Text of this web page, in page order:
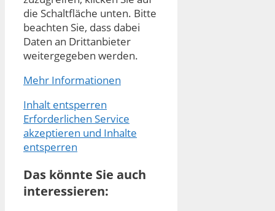
die Schaltfläche unten. Bitte
beachten Sie, dass dabei
Daten an Drittanbieter
weitergegeben werden.
Mehr Informationen
Inhalt entsperren
Erforderlichen Service
akzeptieren und Inhalte
entsperren
Das könnte Sie auch
interessieren: